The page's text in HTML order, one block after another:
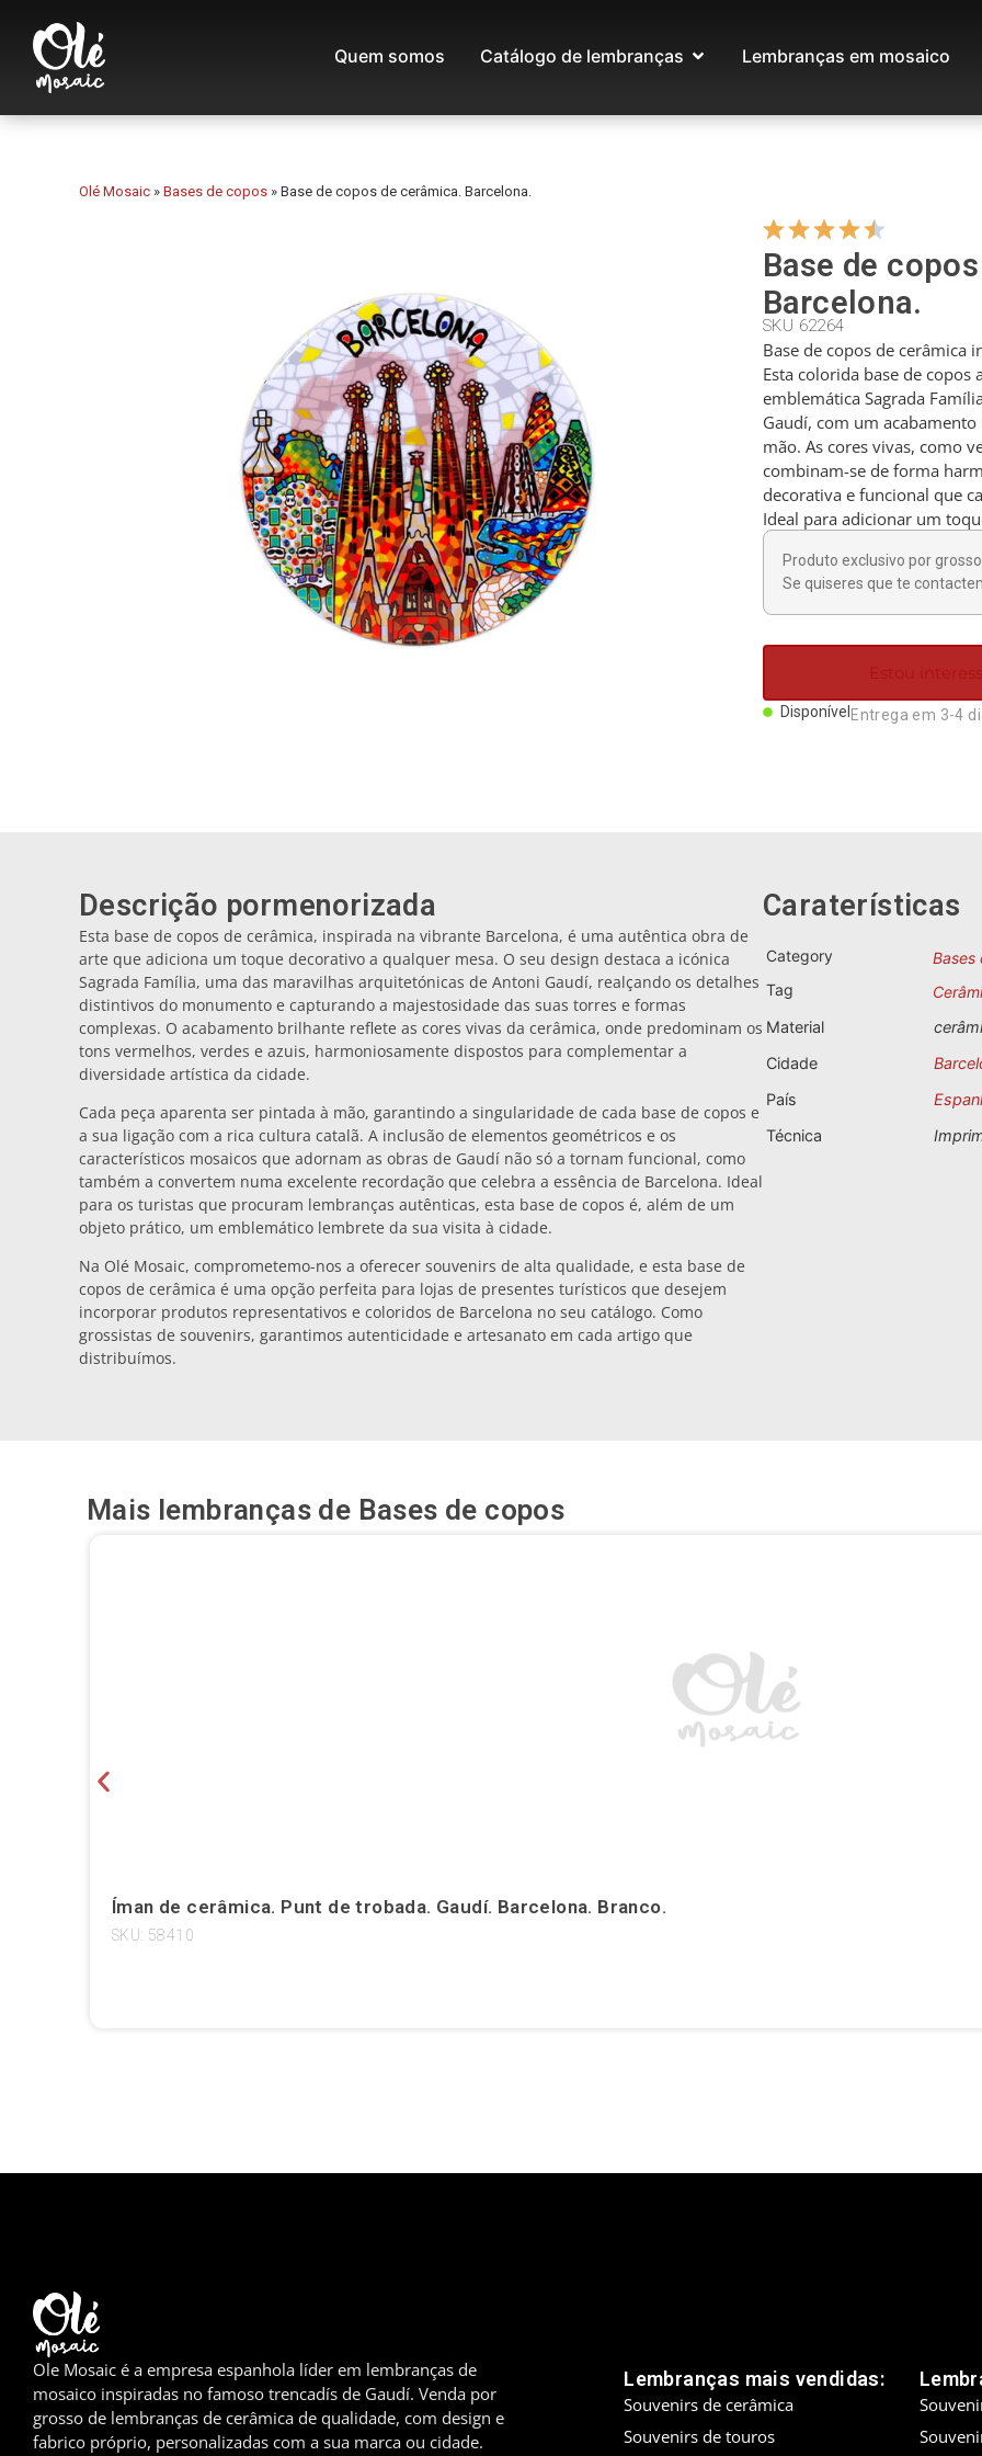
Quem somos Catálogo de lembranças Lembranças em mosaico
Olé Mosaic » Bases de copos » Base de copos de cerâmica. Barcelona.
Base de
Barcelona.
SKU 62264
Base de copos de cerâmica
Esta colorida base de copos
emblemática Sagrada
Gaudí, com um
mão. As cores vivas, como
combinam-se de forma
decorativa e funcional que
Ideal para adicionar um
Produto exclusivo por grosso
Se quiseres que te
Estou
Disponível Entrega em 3-4
Descrição pormenorizada
Esta base de copos de cerâmica, inspirada na vibrante Barcelona, é uma autêntica obra de
arte que adiciona um toque decorativo a qualquer mesa. O seu design destaca a icónica
Sagrada Família, uma das maravilhas arquitetónicas de Antoni Gaudí, realçando os detalhes
distintivos do monumento e capturando a majestosidade das suas torres e formas
complexas. O acabamento brilhante reflete as cores vivas da cerâmica, onde predominam os
tons vermelhos, verdes e azuis, harmoniosamente dispostos para complementar a
diversidade artística da cidade.
Cada peça aparenta ser pintada à mão, garantindo a singularidade de cada base de copos e
a sua ligação com a rica cultura catalã. A inclusão de elementos geométricos e os
característicos mosaicos que adornam as obras de Gaudí não só a tornam funcional, como
também a convertem numa excelente recordação que celebra a essência de Barcelona. Ideal
para os turistas que procuram lembranças autênticas, esta base de copos é, além de um
objeto prático, um emblemático lembrete da sua visita à cidade.
Na Olé Mosaic, comprometemo-nos a oferecer souvenirs de alta qualidade, e esta base de
copos de cerâmica é uma opção perfeita para lojas de presentes turísticos que desejem
incorporar produtos representativos e coloridos de Barcelona no seu catálogo. Como
grossistas de souvenirs, garantimos autenticidade e artesanato em cada artigo que
distribuímos.
Caraterísticas
Category
Bases
Tag
Material
Cidade
País
Técnica
Mais lembranças de Bases de copos
Íman de cerâmica. Punt de trobada. Gaudí. Barcelona. Branco.
SKU: 58410
Ole Mosaic é a empresa espanhola líder em lembranças de
mosaico inspiradas no famoso trencadís de Gaudí. Venda por
grosso de lembranças de cerâmica de qualidade, com design e
fabrico próprio, personalizadas com a sua marca ou cidade.
Lembranças mais vendidas:
Souvenirs de cerâmica
Souvenirs de touros